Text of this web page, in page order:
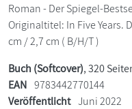
Roman - Der Spiegel-
Originaltitel: In Five Years.
cm / 2,7 cm ( B/H/T )
Buch (Softcover), 320
EAN 9783442770144
Veröffentlicht Juni 2022